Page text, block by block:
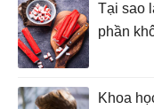
Tại sao
phần
Khoa